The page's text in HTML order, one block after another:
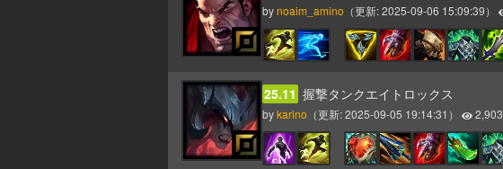
bynoaim_amino （更新:2025-09-06 15:09:39）
25.11 握撃タンクエイトロックス
bykarino （更新:2025-09-05 19:14:31 ） 2,903